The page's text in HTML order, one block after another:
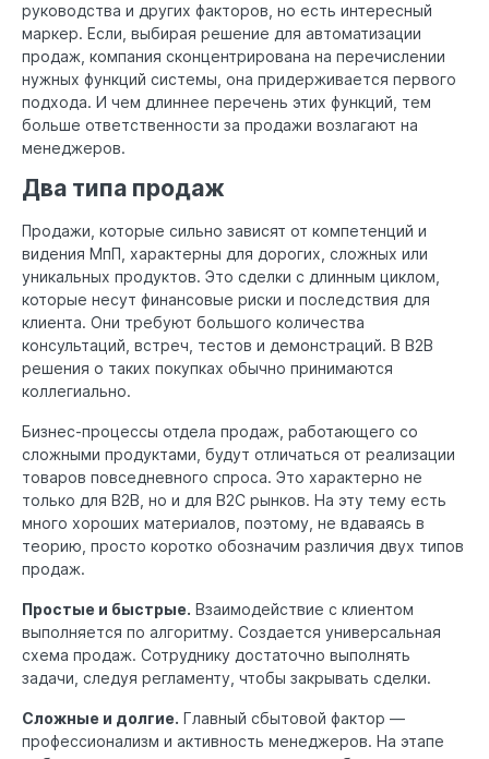
руководства и других факторов, но есть интересный
маркер. Если, выбирая решение для автоматизации
продаж, компания сконцентрирована на перечислении
нужных функций системы, она придерживается первого
подхода. И чем длиннее перечень этих функций, тем
больше ответственности за продажи возлагают на
менеджеров.
Два типа продаж
Продажи, которые сильно зависят от компетенций и
видения МпП, характерны для дорогих, сложных или
уникальных продуктов. Это сделки с длинным циклом,
которые несут финансовые риски и последствия для
клиента. Они требуют большого количества
консультаций, встреч, тестов и демонстраций. В B2B
решения о таких покупках обычно принимаются
коллегиально.
Бизнес-процессы отдела продаж, работающего со
сложными продуктами, будут отличаться от реализации
товаров повседневного спроса. Это характерно не
только для B2B, но и для B2C рынков. На эту тему есть
много хороших материалов, поэтому, не вдаваясь в
теорию, просто коротко обозначим различия двух типов
продаж.
Простые и быстрые. Взаимодействие с клиентом
выполняется по алгоритму. Создается универсальная
схема продаж. Сотруднику достаточно выполнять
задачи, следуя регламенту, чтобы закрывать сделки.
Сложные и долгие. Главный сбытовой фактор —
профессионализм и активность менеджеров. На этапе